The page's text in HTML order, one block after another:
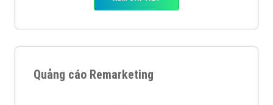
Quảng cáo Remarketing